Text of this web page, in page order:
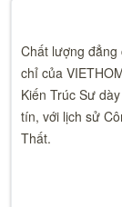
Chất lượng
chỉ của
Kiến Trúc Sư
tín, với lịch sử
Thất.